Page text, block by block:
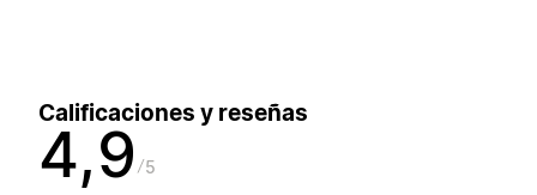
Calificaciones y reseñas
4,9 5